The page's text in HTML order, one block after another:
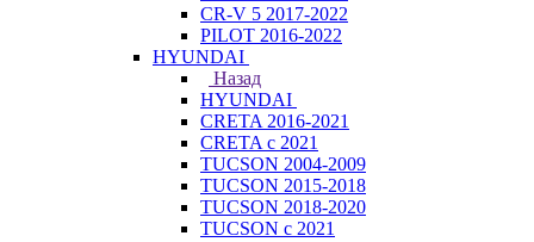
CR-V 5 2017-2022
PILOT 2016-2022
HYUNDAI
Назад
HYUNDAI
CRETA 2016-2021
CRETA с 2021
TUCSON 2004-2009
TUCSON 2015-2018
TUCSON 2018-2020
TUCSON с 2021